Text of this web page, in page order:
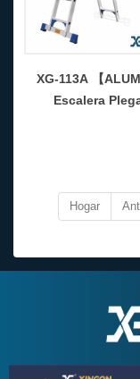
XG-113A 【
Escalera
Hogar